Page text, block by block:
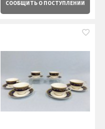
СООБЩИТЬ О ПОСТУПЛЕНИИ